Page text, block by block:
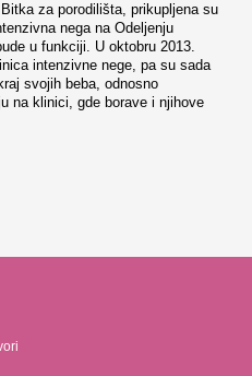
za porodilišta, prikupljena su
nega na Odeljenju
u funkciji. U oktobru 2013.
intenzivne nege, pa su sada
svojih beba, odnosno
na klinici, gde borave i njihove